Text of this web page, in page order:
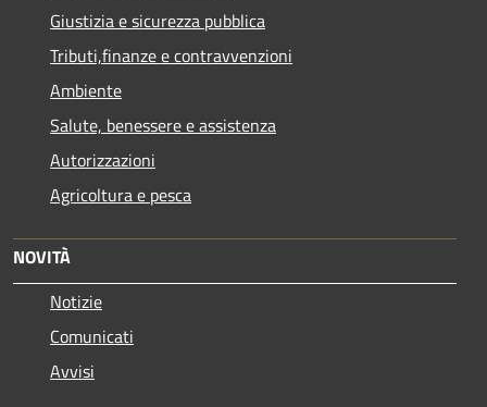
Giustizia e sicurezza pubblica
Tributi,finanze e contravvenzioni
Ambiente
Salute, benessere e assistenza
Autorizzazioni
Agricoltura e pesca
NOVITÀ
Notizie
Comunicati
Avvisi